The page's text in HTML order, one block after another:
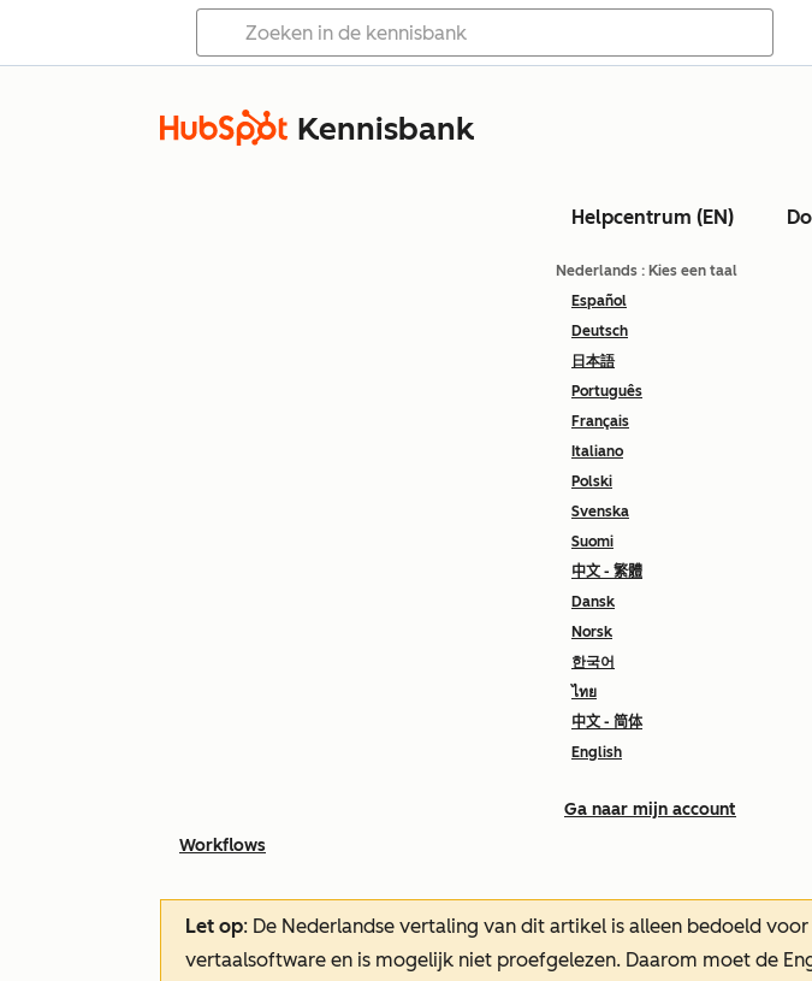
Kennisbank
Helpcentrum (EN)
Nederlands : Kies een taal
Español
Deutsch
日本語
Português
Français
Italiano
Polski
Svenska
Suomi
中文 - 繁體
Dansk
Norsk
한국어
ไทย
中文 - 简体
English
Ga naar mijn account
Workflows
Let op: De Nederlandse vertaling van dit artikel is alleen bedoeld
vertaalsoftware en is mogelijk niet proefgelezen. Daarom moet de